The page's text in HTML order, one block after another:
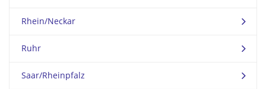
Rhein/Neckar
Ruhr
Saar/Rheinpfalz